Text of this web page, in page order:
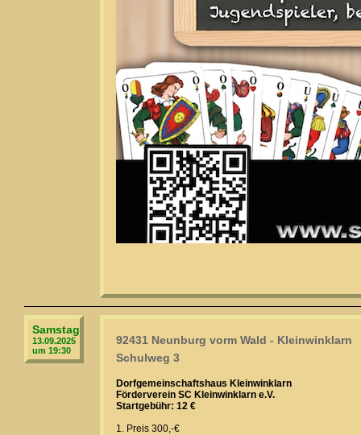
Samstag
13.09.2025
um 19:30
92431 Neunburg vorm Wald - Kleinwinklarn
Schulweg 3
Dorfgemeinschaftshaus Kleinwinklarn
Förderverein SC Kleinwinklarn e.V.
Startgebühr: 12 €
1. Preis 300,-€